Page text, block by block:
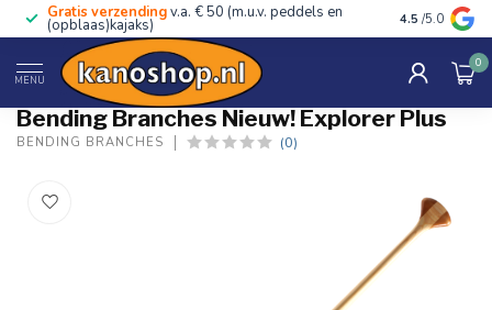
Gratis verzendingv.a. € 50 (m.u.v. peddels en
(opblaas)kajaks) Advies van
4.5 /5.0
MENU
0
Home / Nieuw! Explorer Plus
Bending Branches Nieuw! Explorer Plus
BENDING BRANCHES (0)